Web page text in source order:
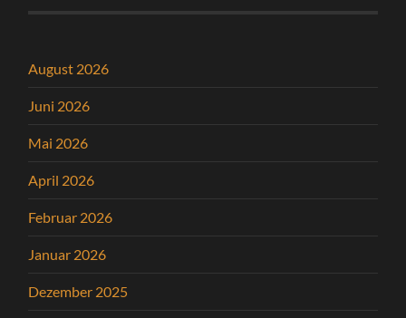
August 2026
Juni 2026
Mai 2026
April 2026
Februar 2026
Januar 2026
Dezember 2025